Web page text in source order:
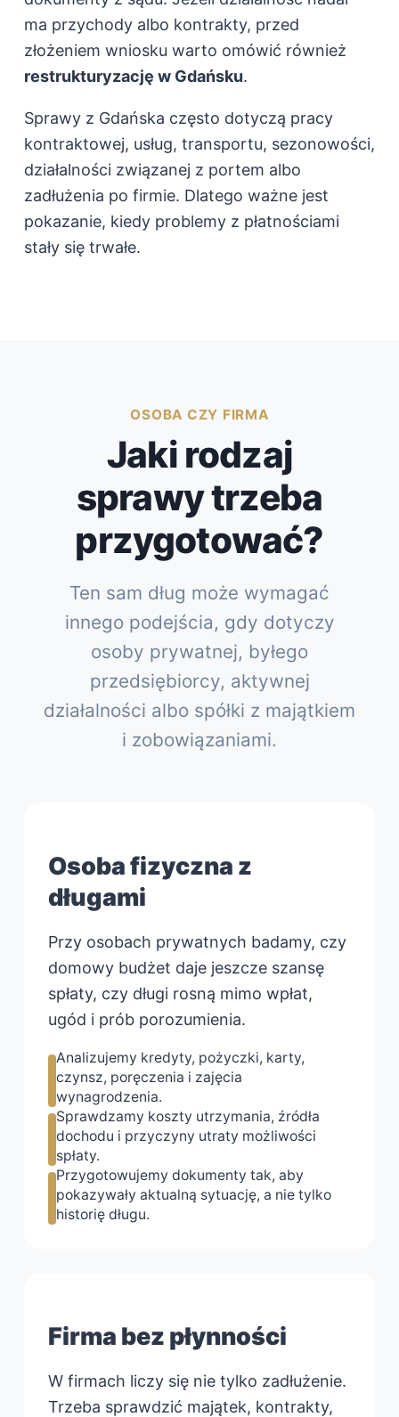
ma przychody albo kontrakty, przed
złożeniem wniosku warto omówić również
restrukturyzację w Gdańsku.
Sprawy z Gdańska często dotyczą pracy
kontraktowej, usług, transportu, sezonowości,
działalności związanej z portem albo
zadłużenia po firmie. Dlatego ważne jest
pokazanie, kiedy problemy z płatnościami
stały się trwałe.
OSOBA CZY FIRMA
Jaki rodzaj
sprawy trzeba
przygotować?
Ten sam dług może wymagać
innego podejścia, gdy dotyczy
osoby prywatnej, byłego
przedsiębiorcy, aktywnej
działalności albo spółki z majątkiem
i zobowiązaniami.
Osoba fizyczna z
długami
Przy osobach prywatnych badamy, czy
domowy budżet daje jeszcze szansę
spłaty, czy długi rosną mimo wpłat,
ugód i prób porozumienia.
Analizujemy kredyty, pożyczki, karty,
czynsz, poręczenia i zajęcia
wynagrodzenia.
Sprawdzamy koszty utrzymania, źródła
dochodu i przyczyny utraty możliwości
spłaty.
Przygotowujemy dokumenty tak, aby
pokazywały aktualną sytuację, a nie tylko
historię długu.
Firma bez płynności
W firmach liczy się nie tylko zadłużenie.
Trzeba sprawdzić majątek, kontrakty,